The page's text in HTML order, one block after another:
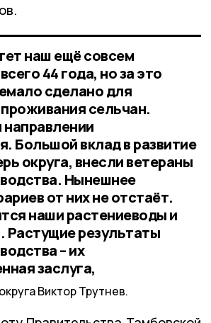
наш ещё совсем
44 года, но за это
сделано для
сельчан.
Большой вклад в развитие
округа, внесли ветераны
Нынешнее
от них не отстаёт.
наши растениеводы и
результаты
– их
заслуга,
Виктор Трутнев.